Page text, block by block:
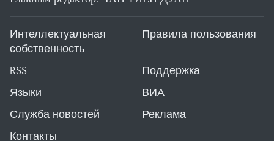
Интеллектуальная
собственность
Правила пользования
RSS
Поддержка
Языки
ВИА
Служба новостей
Реклама
Контакты